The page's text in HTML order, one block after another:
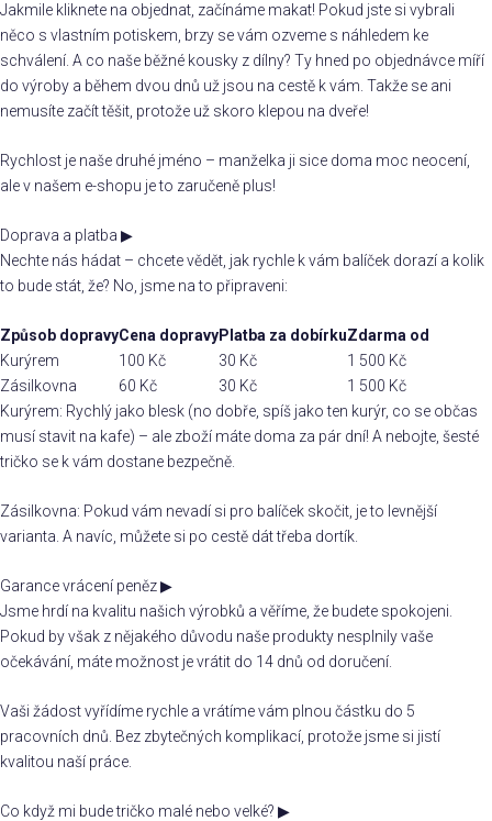
Jakmile kliknete na objednat, začínáme makat! Pokud jste si vybrali
něco s vlastním potiskem, brzy se vám ozveme s náhledem ke
schválení. A co naše běžné kousky z dílny? Ty hned po objednávce míří
do výroby a během dvou dnů už jsou na cestě k vám. Takže se ani
nemusíte začít těšit, protože už skoro klepou na dveře!
Rychlost je naše druhé jméno – manželka ji sice doma moc neocení,
ale v našem e-shopu je to zaručeně plus!
Doprava a platba ▶
Nechte nás hádat – chcete vědět, jak rychle k vám balíček dorazí a kolik
to bude stát, že? No, jsme na to připraveni:
Způsob dopravyCena dopravyPlatba za dobírkuZdarma od
Kurýrem
100 Kč 30 Kč
1 500 Kč
Zásilkovna
60 Kč 30 Kč
1 500 Kč
Kurýrem: Rychlý jako blesk (no dobře, spíš jako ten kurýr, co se občas
musí stavit na kafe) – ale zboží máte doma za pár dní! A nebojte, šesté
tričko se k vám dostane bezpečně.
Zásilkovna: Pokud vám nevadí si pro balíček skočit, je to levnější
varianta. A navíc, můžete si po cestě dát třeba dortík.
Garance vrácení peněz▶
Jsme hrdí na kvalitu našich výrobků a věříme, že budete spokojeni.
Pokud by však z nějakého důvodu naše produkty nesplnily vaše
očekávání, máte možnost je vrátit do 14 dnů od doručení.
Vaši žádost vyřídíme rychle a vrátíme vám plnou částku do 5
pracovních dnů. Bez zbytečných komplikací, protože jsme si jistí
kvalitou naší práce.
Co když mi bude tričko malé nebo velké? ▶